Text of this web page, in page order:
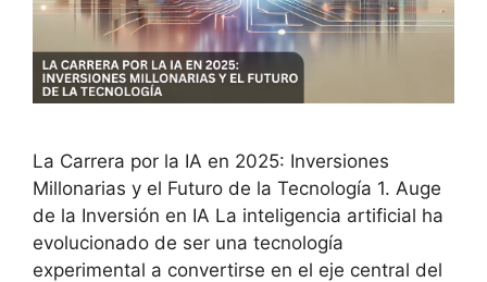
La Carrera por la IA en 2025: Inversiones
Millonarias y el Futuro de la Tecnología 1. Auge
de la Inversión en IA La inteligencia artificial ha
evolucionado de ser una tecnología
experimental a convertirse en el eje central del